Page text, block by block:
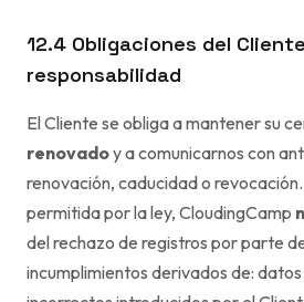
12.4 Obligaciones del
responsabilidad
El Cliente se obliga a mantener su
renovadoy a comunicarnos con
renovación, caducidad o
permitida por la ley, CloudingCamp
del rechazo de registros por parte
incumplimientos derivados de: